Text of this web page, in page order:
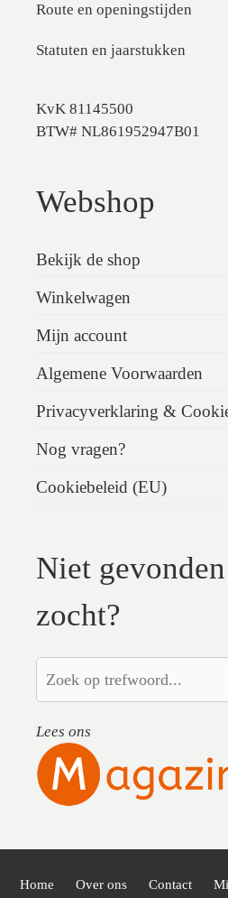
Route en openingstijden
Statuten en jaarstukken
KvK 81145500
BTW# NL861952947B01
Webshop
Bekijk de shop
Winkelwagen
Mijn account
Algemene Voorwaarden
Privacyverklaring &
Nog vragen?
Cookiebeleid (EU)
Niet
zocht?
Lees ons
Home Over ons Contact